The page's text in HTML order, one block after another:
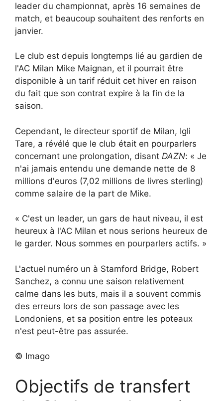
leader du championnat, après 16 semaines de
match, et beaucoup souhaitent des renforts en
janvier.
Le club est depuis longtemps lié au gardien de
l'AC Milan Mike Maignan, et il pourrait être
disponible à un tarif réduit cet hiver en raison
du fait que son contrat expire à la fin de la
saison.
Cependant, le directeur sportif de Milan, Igli
Tare, a révélé que le club était en pourparlers
concernant une prolongation, disant DAZN: « Je
n'ai jamais entendu une demande nette de 8
millions d'euros (7,02 millions de livres sterling)
comme salaire de la part de Mike.
« C'est un leader, un gars de haut niveau, il est
heureux à l'AC Milan et nous serions heureux de
le garder. Nous sommes en pourparlers actifs. »
L'actuel numéro un à Stamford Bridge, Robert
Sanchez, a connu une saison relativement
calme dans les buts, mais il a souvent commis
des erreurs lors de son passage avec les
Londoniens, et sa position entre les poteaux
n'est peut-être pas assurée.
© Imago
Objectifs de transfert